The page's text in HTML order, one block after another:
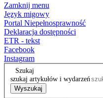
Zamknij menu
Język migowy
Portal Niepełnosprawność
Deklaracja dostępności
ETR - tekst
Facebook
Instagram
Szukaj
szukaj artykułów i wydarzeń
Wyszukaj